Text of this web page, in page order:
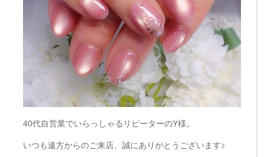
40代自営業でいらっしゃるリピーターのY様。
いつも遠方からのご来店、誠にありがとうございます♪